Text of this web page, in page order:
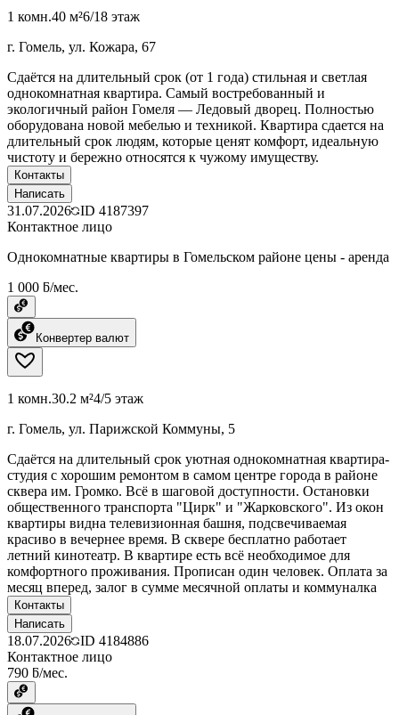
1 комн.40 м²6/18 этаж
г. Гомель, ул. Кожара, 67
Сдаётся на длительный срок (от 1 года) стильная и светлая
однокомнатная квартира. Самый востребованный и
экологичный район Гомеля — Ледовый дворец. Полностью
оборудована новой мебелью и техникой. Квартира сдается на
длительный срок людям, которые ценят комфорт, идеальную
чистоту и бережно относятся к чужому имуществу.
Контакты
Написать
31.07.2026 ID 4187397
Контактное лицо
Однокомнатные квартиры в Гомельском районе цены - аренда
1 000 ƃ/мес.
Конвертер валют
1 комн.30.2 м²4/5 этаж
г. Гомель, ул. Парижской Коммуны, 5
Сдаётся на длительный срок уютная однокомнатная квартира-
студия с хорошим ремонтом в самом центре города в районе
сквера им. Громко. Всё в шаговой доступности. Остановки
общественного транспорта "Цирк" и "Жарковского". Из окон
квартиры видна телевизионная башня, подсвечиваемая
красиво в вечернее время. В сквере бесплатно работает
летний кинотеатр. В квартире есть всё необходимое для
комфортного проживания. Прописан один человек. Оплата за
месяц вперед, залог в сумме месячной оплаты и коммуналка
Контакты
Написать
18.07.2026 ID 4184886
Контактное лицо
790 ƃ/мес.